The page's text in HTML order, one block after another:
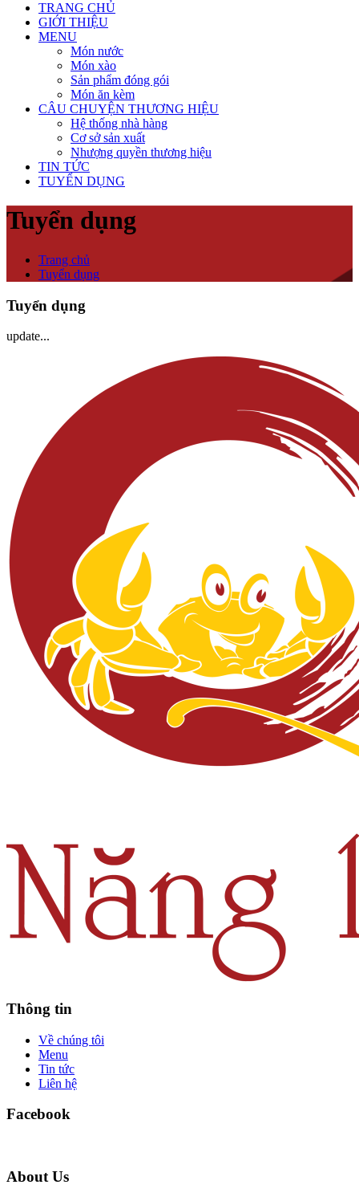
TRANG CHỦ
GIỚI THIỆU
MENU
Món nước
Món xào
Sản phẩm đóng gói
Món ăn kèm
CÂU CHUYỆN THƯƠNG HIỆU
Hệ thống nhà hàng
Cơ sở sản xuất
Nhượng quyền thương hiệu
TIN TỨC
TUYỂN DỤNG
Tuyển dụng
Trang chủ
Tuyển dụng
Tuyển dụng
update...
Thông tin
Về chúng tôi
Menu
Tin tức
Liên hệ
Facebook
About Us